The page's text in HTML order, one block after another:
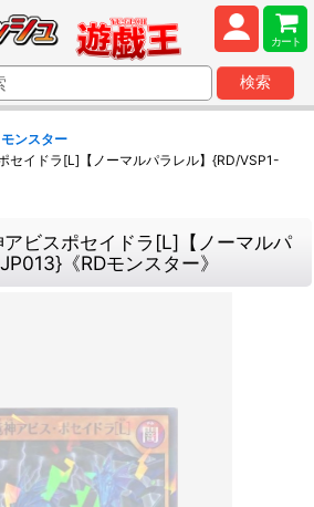
カート
検索
モンスター
セイドラ[L]【ノーマルパラレル】{RD/VSP1-
アビスポセイドラ[L]【ノーマルパ
《RDモンスター》